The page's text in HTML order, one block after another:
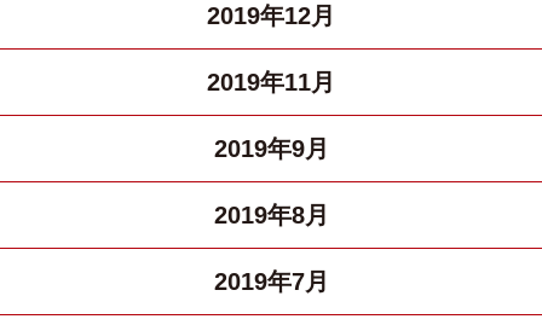
2019年12月
2019年11月
2019年9月
2019年8月
2019年7月